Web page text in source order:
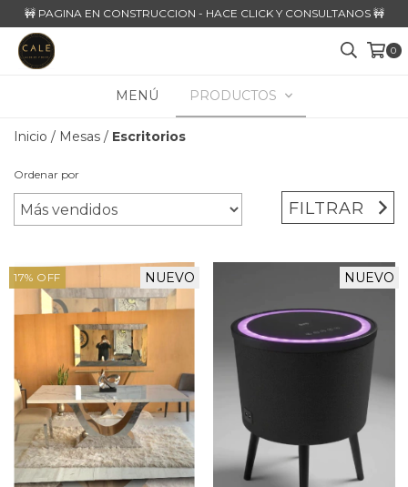
🚧 PAGINA EN CONSTRUCCION - HACE CLICK Y CONSULTANOS 🚧
0
MENÚ PRODUCTOS
Inicio / Mesas / Escritorios
Ordenar por
FILTRAR
17% OFF NUEVO NUEVO